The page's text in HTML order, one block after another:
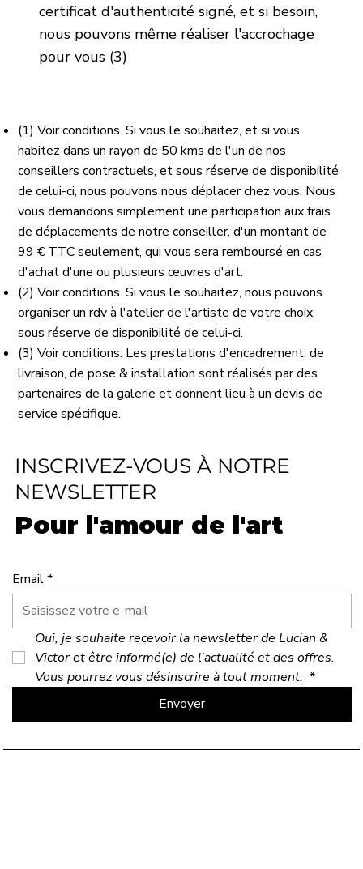
certificat d'authenticité signé, et si besoin,
nous pouvons même réaliser l'accrochage
pour vous (3)
(1) Voir conditions. Si vous le souhaitez, et si vous
habitez dans un rayon de 50 kms de l'un de nos
conseillers contractuels, et sous réserve de disponibilité
de celui-ci, nous pouvons nous déplacer chez vous. Nous
vous demandons simplement une participation aux frais
de déplacements de notre conseiller, d'un montant de
99 € TTC seulement, qui vous sera remboursé en cas
d'achat d'une ou plusieurs œuvres d'art.
(2) Voir conditions. Si vous le souhaitez, nous pouvons
organiser un rdv à l'atelier de l'artiste de votre choix,
sous réserve de disponibilité de celui-ci.
(3) Voir conditions. Les prestations d'encadrement, de
livraison, de pose & installation sont réalisés par des
partenaires de la galerie et donnent lieu à un devis de
service spécifique.
Email*
Oui, je souhaite recevoir la newsletter de Lucian &
Victor et être informé(e) de l’actualité et des offres.
Vous pourrez vous désinscrire à tout moment. *
Envoyer
INSCRIVEZ-VOUS À NOTRE
NEWSLETTER
Pour l'amour de l'art